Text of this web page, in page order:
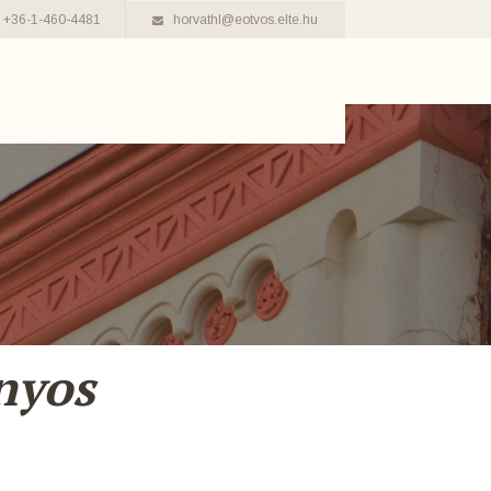
+36-1-460-4481 horvathl@eotvos.elte.hu